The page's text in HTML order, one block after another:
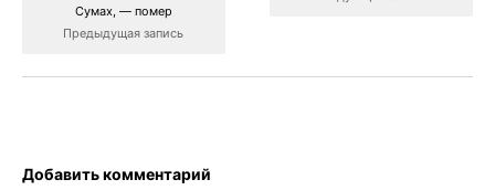
Сумах, — помер
Предыдущая запись
Добавить комментарий